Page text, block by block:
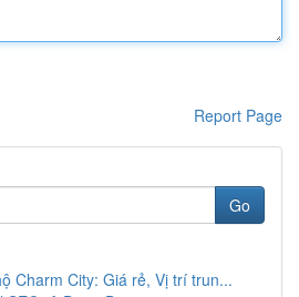
Report Page
Go
Charm City: Giá rẻ, Vị trí trun...